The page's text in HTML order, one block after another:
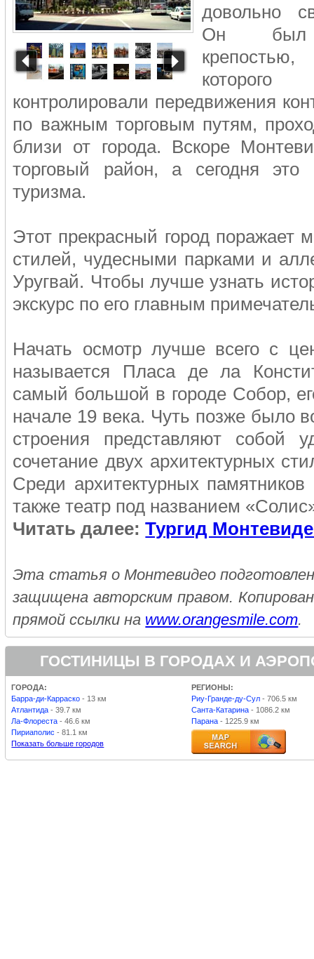
довольно
Он был
контролировали передвижения
по важным торговым путям,
близи от города. Вскоре
торговый район, а сегодня
туризма.
Этот прекрасный город поражает
стилей, чудесными парками и
Уругвай. Чтобы лучше узнать
экскурс по его главным
Начать осмотр лучше всего с
называется Пласа де ла
самый большой в городе Собор,
начале 19 века. Чуть позже было
строения представляют собой
сочетание двух архитектурных
Среди архитектурных
также театр под названием
Читать далее:Тургид
Эта статья о Монтевидео
защищена авторским правом.
прямой ссылки на www.orangesmile.com.
ГОСТИНИЦЫ В ГОРОДАХ И
ГОРОДА:
Барра-ди-Карраско - 13 км
Атлантида - 39.7 км
Ла-Флореста - 46.6 км
Пириаполис - 81.1 км
Показать больше городов
РЕГИОНЫ:
Риу-Гранде-ду-Сул - 706.5 км
Санта-Катарина - 1086.2 км
Парана - 1225.9 км